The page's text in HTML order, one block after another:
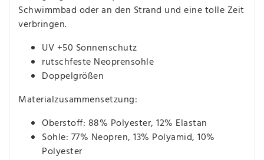
Schwimmbad oder an den Strand und eine tolle Zeit
verbringen.
UV +50 Sonnenschutz
rutschfeste Neoprensohle
Doppelgrößen
Materialzusammensetzung:
Oberstoff: 88% Polyester, 12% Elastan
Sohle: 77% Neopren, 13% Polyamid, 10%
Polyester